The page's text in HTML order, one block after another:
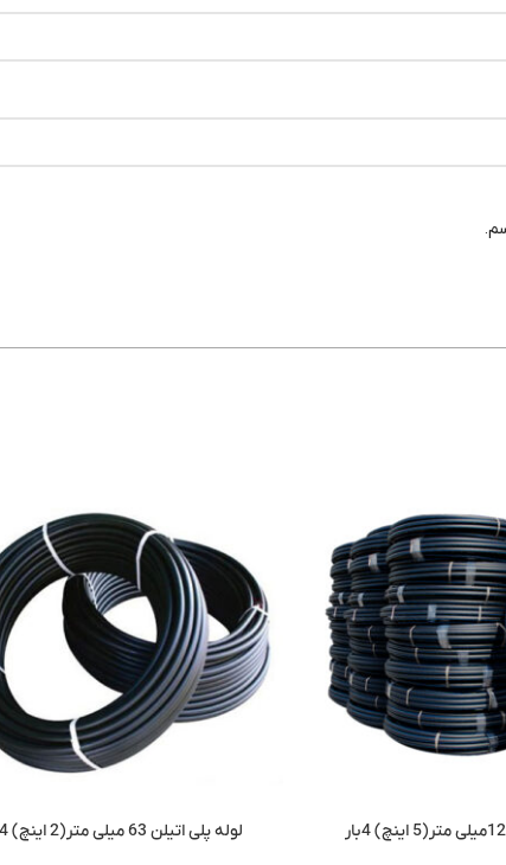
لوله پلی اتیلن 63 میلی متر(2 اینچ) 4بار